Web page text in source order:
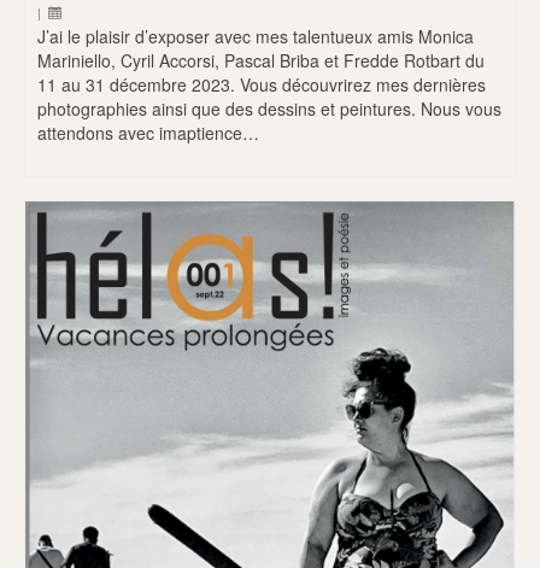
|
J’ai le plaisir d’exposer avec mes talentueux amis Monica
Mariniello, Cyril Accorsi, Pascal Briba et Fredde Rotbart du
11 au 31 décembre 2023. Vous découvrirez mes dernières
photographies ainsi que des dessins et peintures. Nous vous
attendons avec imaptience…